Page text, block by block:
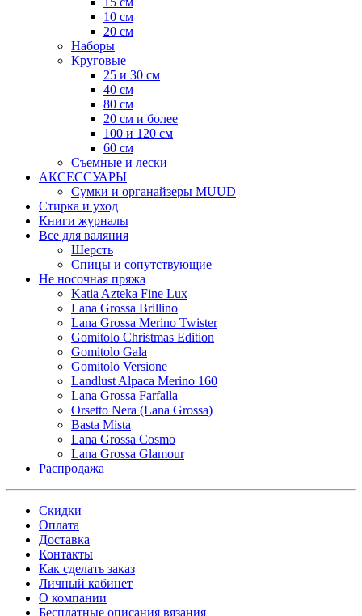
10 см
20 см
Наборы
Круговые
25 и 30 см
40 см
80 см
20 см и более
100 и 120 см
60 см
Съемные и лески
АКСЕССУАРЫ
Сумки и органайзеры MUUD
Стирка и уход
Книги журналы
Все для валяния
Шерсть
Спицы и сопутствующие
Не носочная пряжа
Katia Azteka Fine Lux
Lana Grossa Brillino
Lana Grossa Merino Twister
Gomitolo Christmas Edition
Gomitolo Gala
Gomitolo Versione
Landlust Alpaca Merino 160
Lana Grossa Farfalla
Orsetto Nera (Lana Grossa)
Basta Mista
Lana Grossa Cosmo
Lana Grossa Glamour
Распродажа
Скидки
Оплата
Доставка
Контакты
Как сделать заказ
Личный кабинет
О компании
Бесплатные описания вязания